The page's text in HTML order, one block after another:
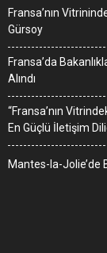
Fransa’nın
Gürsoy
Fransa’da
Alındı
“Fransa’nın
En Güçlü İletişim
Mantes-la-Jolie’de